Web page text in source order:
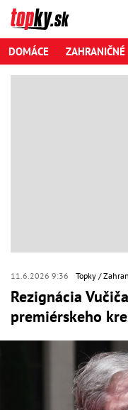
DOMÁCE ZAHRANIČNÉ
11.6.2026 9:36 Topky
Rezignácia
premiérskeho